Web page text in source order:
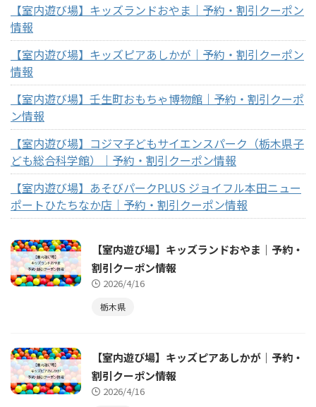
【室内遊び場】キッズランドおやま｜予約・割引クーポン
情報
【室内遊び場】キッズピアあしかが｜予約・割引クーポン
情報
【室内遊び場】壬生町おもちゃ博物館｜予約・割引クーポ
ン情報
【室内遊び場】コジマ子どもサイエンスパーク（栃木県子
ども総合科学館）｜予約・割引クーポン情報
【室内遊び場】あそびパークPLUS ジョイフル本田ニュー
ポートひたちなか店｜予約・割引クーポン情報
【室内遊び場】キッズランドおやま｜予約・
割引クーポン情報
2026/4/16
栃木県
【室内遊び場】キッズピアあしかが｜予約・
割引クーポン情報
2026/4/16